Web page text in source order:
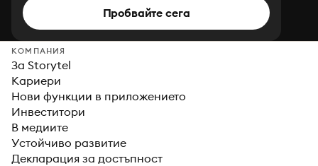
Пробвайте сега
КОМПАНИЯ
За Storytel
Кариери
Нови функции в приложението
Инвеститори
В медиите
Устойчиво развитие
Декларация за достъпност